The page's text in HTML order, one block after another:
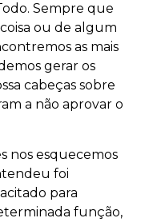
Sempre que
ou de algum
as mais
gerar os
cabeças sobre
a não aprovar o
nos esquecemos
foi
para
função,